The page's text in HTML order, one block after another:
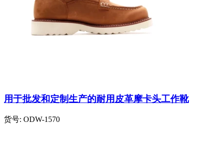
用于批发和定制生产的耐用皮革摩卡头工作靴
货号: ODW-1570